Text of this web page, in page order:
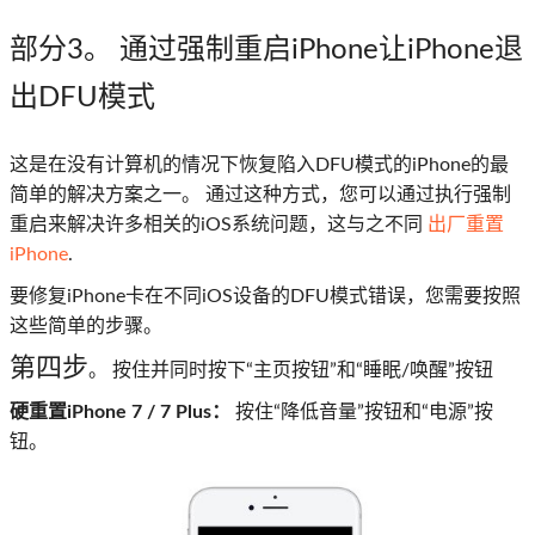
部分3。 通过强制重启iPhone让iPhone退
出DFU模式
这是在没有计算机的情况下恢复陷入DFU模式的iPhone的最
简单的解决方案之一。 通过这种方式，您可以通过执行强制
重启来解决许多相关的iOS系统问题，这与之不同 出厂重置
iPhone.
要修复iPhone卡在不同iOS设备的DFU模式错误，您需要按照
这些简单的步骤。
第四步。 按住并同时按下“主页按钮”和“睡眠/唤醒”按钮
硬重置iPhone 7 / 7 Plus：
按住“降低音量”按钮和“电源”按
钮。